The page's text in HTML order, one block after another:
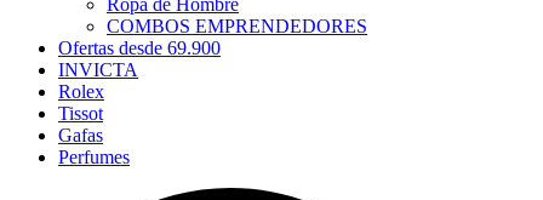
Ropa de Hombre
COMBOS EMPRENDEDORES
Ofertas desde 69.900
INVICTA
Rolex
Tissot
Gafas
Perfumes